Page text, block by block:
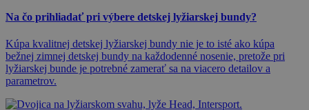
Na čo prihliadať pri výbere detskej lyžiarskej bundy?
Kúpa kvalitnej detskej lyžiarskej bundy nie je to isté ako kúpa
bežnej zimnej detskej bundy na každodenné nosenie, pretože pri
lyžiarskej bunde je potrebné zamerať sa na viacero detailov a
parametrov.